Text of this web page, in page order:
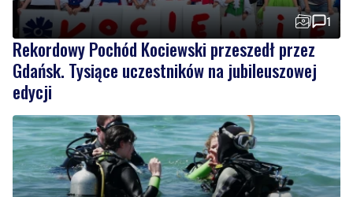
Gdańsk. Tysiące uczestników na jubileuszowej
edycji
3